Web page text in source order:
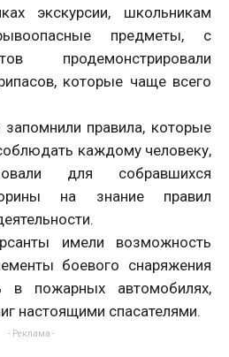
экскурсии, школьникам
предметы, с
продемонстрировали
которые чаще всего
правила, которые
каждому человеку,
для собравшихся
на знание правил
имели возможность
боевого снаряжения
в пожарных автомобилях,
настоящими спасателями.
- Реклама -